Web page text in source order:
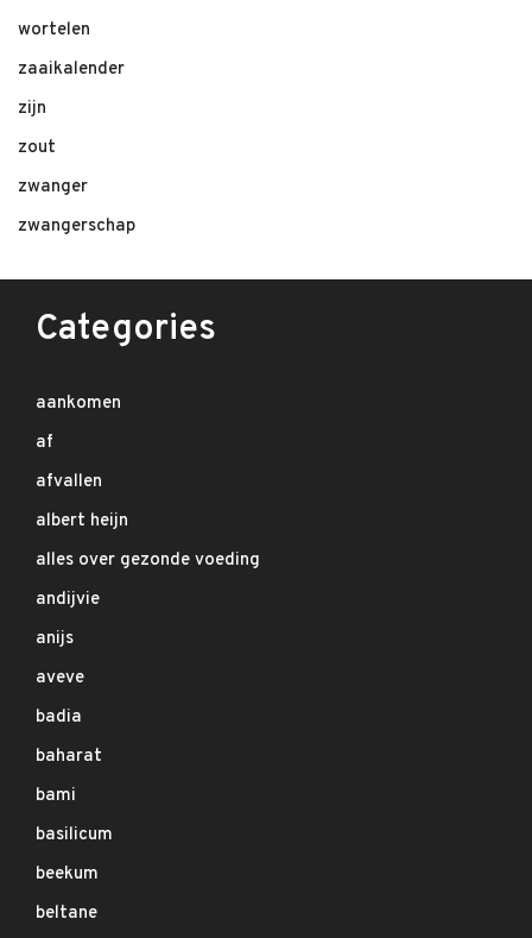
wortelen
zaaikalender
zijn
zout
zwanger
zwangerschap
Categories
aankomen
af
afvallen
albert heijn
alles over gezonde voeding
andijvie
anijs
aveve
badia
baharat
bami
basilicum
beekum
beltane